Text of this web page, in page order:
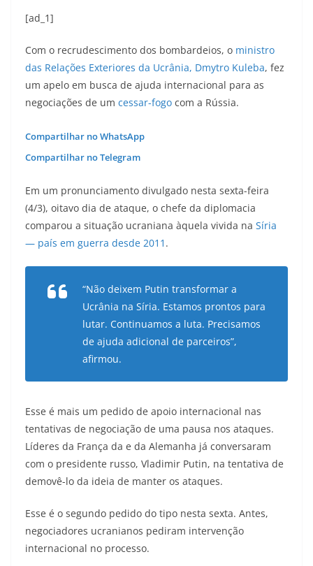
[ad_1]
Com o recrudescimento dos bombardeios, o ministro
das Relações Exteriores da Ucrânia, Dmytro Kuleba, fez
um apelo em busca de ajuda internacional para as
negociações de um cessar-fogo com a Rússia.
Compartilhar no WhatsApp
Compartilhar no Telegram
Em um pronunciamento divulgado nesta sexta-feira
(4/3), oitavo dia de ataque, o chefe da diplomacia
comparou a situação ucraniana àquela vivida na Síria
— país em guerra desde 2011 .
“Não deixem Putin transformar a
Ucrânia na Síria. Estamos prontos para
lutar. Continuamos a luta. Precisamos
de ajuda adicional de parceiros”,
afirmou.
Esse é mais um pedido de apoio internacional nas
tentativas de negociação de uma pausa nos ataques.
Líderes da França da e da Alemanha já conversaram
com o presidente russo, Vladimir Putin, na tentativa de
demovê-lo da ideia de manter os ataques.
Esse é o segundo pedido do tipo nesta sexta. Antes,
negociadores ucranianos pediram intervenção
internacional no processo.